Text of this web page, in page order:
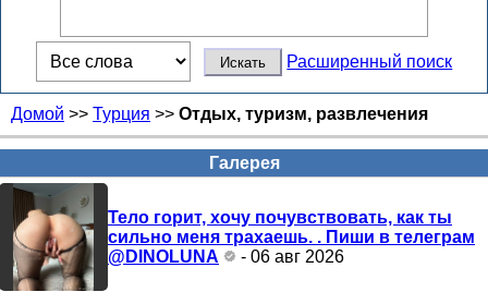
Расширенный поиск
Домой >> Турция >> Отдых, туризм, развлечения
Галерея
Тело горит, хочу почувствовать, как ты
сильно меня трахаешь. . Пиши в телеграм
@DINOLUNA
- 06 авг 2026